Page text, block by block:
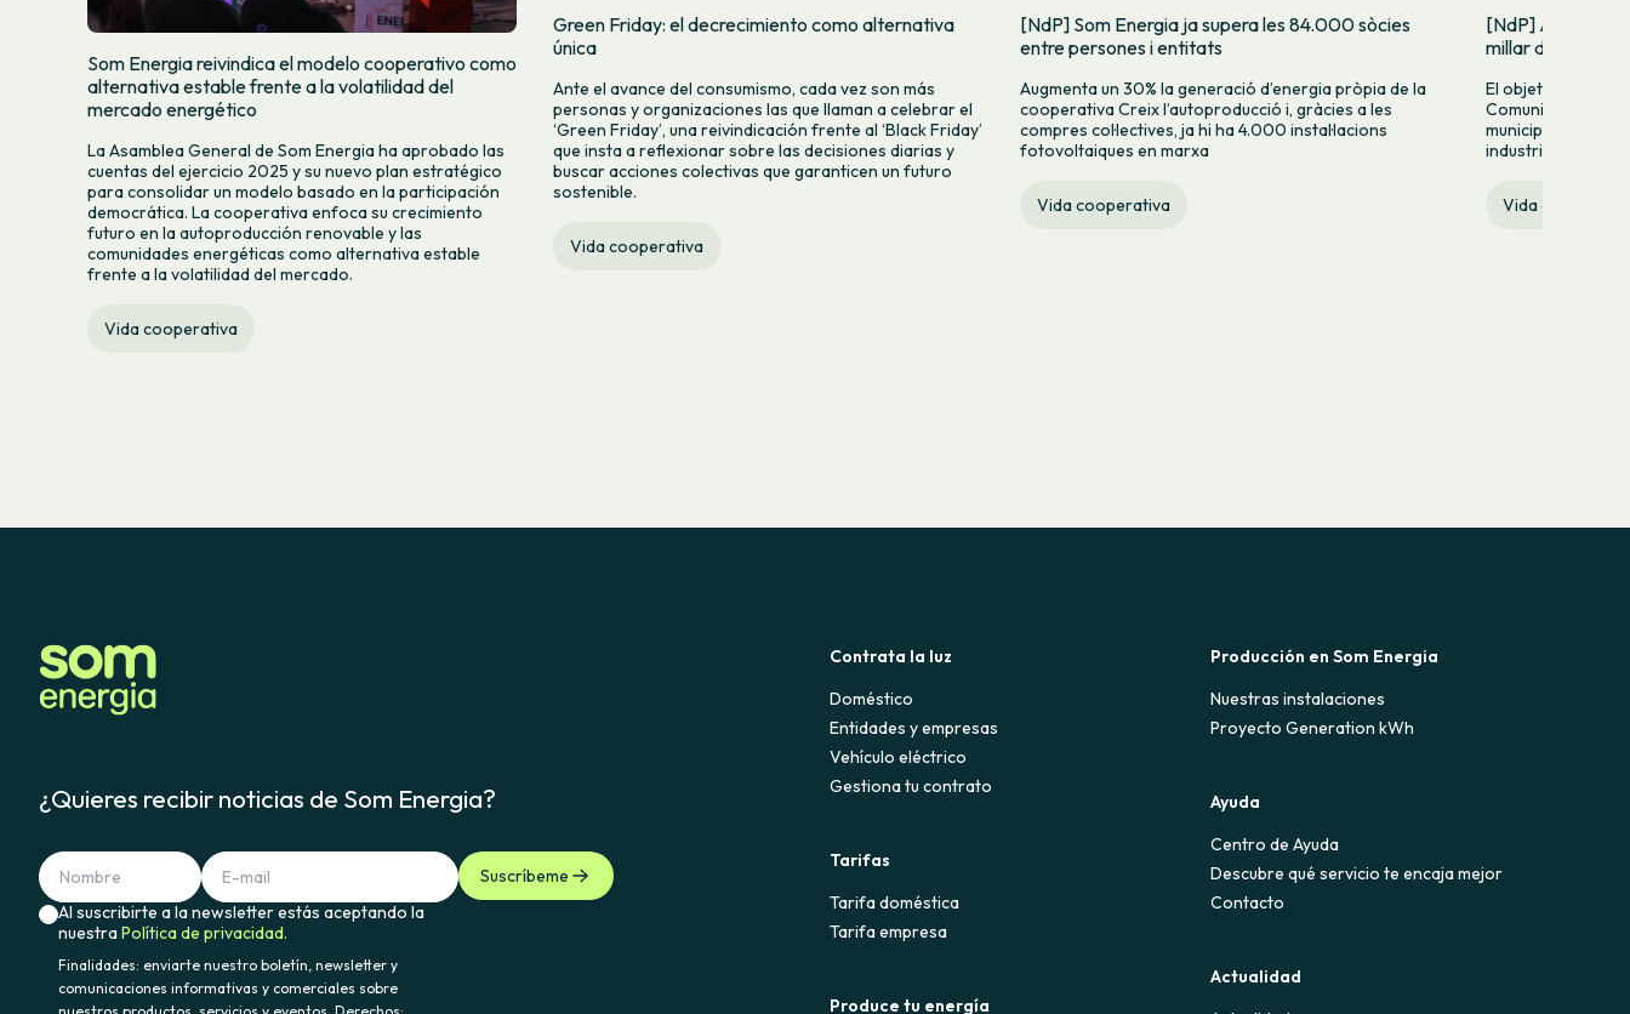
Som Energia reivindica el modelo cooperativo como
alternativa estable frente a la volatilidad del
mercado energético
La Asamblea General de Som Energia ha aprobado las
cuentas del ejercicio 2025 y su nuevo plan estratégico
para consolidar un modelo basado en la participación
democrática. La cooperativa enfoca su crecimiento
futuro en la autoproducción renovable y las
comunidades energéticas como alternativa estable
frente a la volatilidad del mercado.
Vida cooperativa
Green Friday: el decrecimiento como alternativa
única
Ante el avance del consumismo, cada vez son más
personas y organizaciones las que llaman a celebrar el
‘Green Friday’, una reivindicación frente al ‘Black Friday’
que insta a reflexionar sobre las decisiones diarias y
buscar acciones colectivas que garanticen un futuro
sostenible.
Vida cooperativa
[NdP] Som Energia ja supera les 84.000 sòcies
entre persones i entitats
Augmenta un 30% la generació d’energia pròpia de la
cooperativa Creix l’autoproducció i, gràcies a les
compres col·lectives, ja hi ha 4.000 instal·lacions
fotovoltaiques en marxa
Vida cooperativa
[NdP] Arranca
millar de
El objetivo es
Comunidad
municipios,
industriales de
Vida
¿Quieres recibir noticias de Som Energia?
Suscríbeme
Al suscribirte a la newsletter estás aceptando la
nuestraPolítica de privacidad.
Finalidades: enviarte nuestro boletín, newsletter y
comunicaciones informativas y comerciales sobre
Contrata la luz
Doméstico
Entidades y empresas
Vehículo eléctrico
Gestiona tu contrato
Tarifas
Tarifa doméstica
Tarifa empresa
Produce tu energía
Producción en Som Energia
Nuestras instalaciones
Proyecto Generation kWh
Ayuda
Centro de Ayuda
Descubre qué servicio te encaja mejor
Contacto
Actualidad